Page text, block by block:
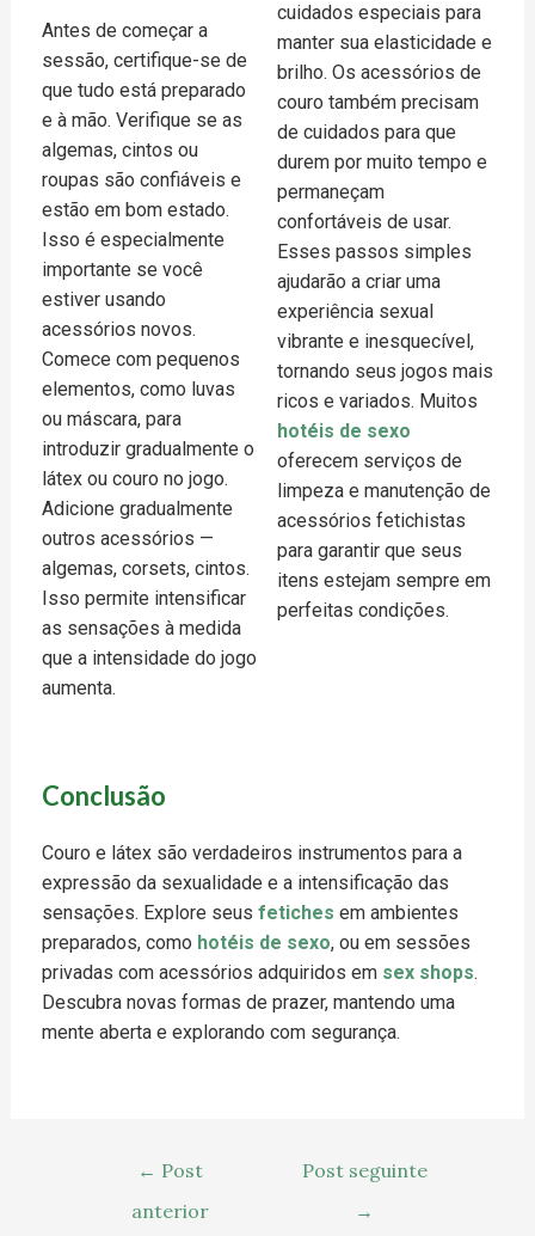
Antes de começar a
sessão, certifique-se de
que tudo está preparado
e à mão. Verifique se as
algemas, cintos ou
roupas são confiáveis e
estão em bom estado.
Isso é especialmente
importante se você
estiver usando
acessórios novos.
Comece com pequenos
elementos, como luvas
ou máscara, para
introduzir gradualmente o
látex ou couro no jogo.
Adicione gradualmente
outros acessórios —
algemas, corsets, cintos.
Isso permite intensificar
as sensações à medida
que a intensidade do jogo
aumenta.
cuidados especiais para
manter sua elasticidade e
brilho. Os acessórios de
couro também precisam
de cuidados para que
durem por muito tempo e
permaneçam
confortáveis de usar.
Esses passos simples
ajudarão a criar uma
experiência sexual
vibrante e inesquecível,
tornando seus jogos mais
ricos e variados. Muitos
hotéis de sexo
oferecem serviços de
limpeza e manutenção de
acessórios fetichistas
para garantir que seus
itens estejam sempre em
perfeitas condições.
Conclusão
Couro e látex são verdadeiros instrumentos para a
expressão da sexualidade e a intensificação das
sensações. Explore seus fetiches em ambientes
preparados, como hotéis de sexo, ou em sessões
privadas com acessórios adquiridos em sex shops.
Descubra novas formas de prazer, mantendo uma
mente aberta e explorando com segurança.
← Post
anterior
Post seguinte
→